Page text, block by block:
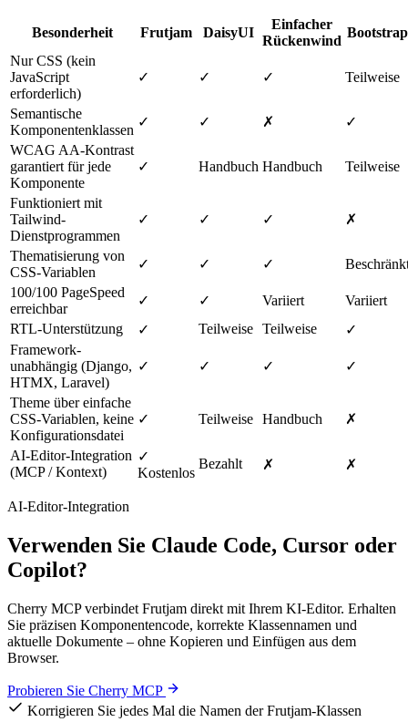
Besonderheit Frutjam DaisyUI
Einfacher
Rückenwind
Bootstrap
Nur CSS (kein
JavaScript
erforderlich)
✓ ✓ ✓ Teilweise
Semantische
Komponentenklassen
✓ ✓ ✗
✓
WCAG AA-Kontrast
garantiert für jede
Komponente
✓ Handbuch Handbuch Teilweise
Funktioniert mit
Tailwind-
Dienstprogrammen
✓ ✓ ✓ ✗
Thematisierung von
CSS-Variablen
✓ ✓ ✓
100/100 PageSpeed ​​
erreichbar
✓ ✓ Variiert
Variiert
RTL-Unterstützung
✓ Teilweise Teilweise
✓
Framework-
unabhängig (Django,
HTMX, Laravel)
✓ ✓ ✓ ✓
Theme über einfache
CSS-Variablen, keine
Konfigurationsdatei
✓ Teilweise Handbuch ✗
AI-Editor-Integration
(MCP / Kontext)
✓
Kostenlos
Bezahlt ✗ ✗
AI-Editor-Integration
Verwenden Sie Claude Code, Cursor oder
Copilot?
Cherry MCP verbindet Frutjam direkt mit Ihrem KI-Editor. Erhalten
Sie präzisen Komponentencode, korrekte Klassennamen und
aktuelle Dokumente – ohne Kopieren und Einfügen aus dem
Browser.
Probieren Sie Cherry MCP
Korrigieren Sie jedes Mal die Namen der Frutjam-Klassen